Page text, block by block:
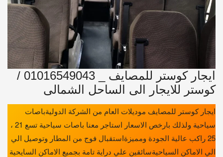
ايجار كوستر للمصايف _ 01016549043 /
كوستر للايجار الى الساحل الشمالى
ايجار كوستر للمصايف موديلات العام من الشركة الدوليةباصات
سياحية ولذلك بارخص الاسعار استاجر معنا باصات سياحية تسع 21 ،
25 راكب عالية الجودة ومميزةاستقبال فوج من المطار وتوصيل الي
الي الاماكن السياحيةسائقين علي دراية تامة بجميع الاماكن السايحية